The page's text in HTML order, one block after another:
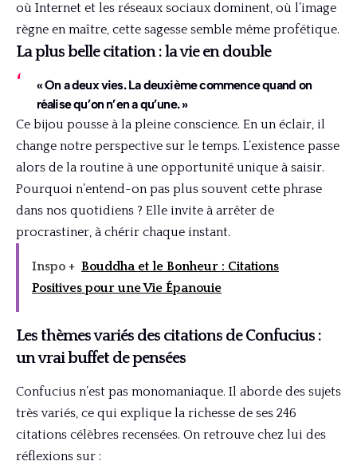
où Internet et les réseaux sociaux dominent, où l’image
règne en maître, cette sagesse semble même profétique.
La plus belle citation : la vie en double
« On a deux vies. La deuxième commence quand on
réalise qu’on n’en a qu’une. »
Ce bijou pousse à la pleine conscience. En un éclair, il
change notre perspective sur le temps. L’existence passe
alors de la routine à une opportunité unique à saisir.
Pourquoi n’entend-on pas plus souvent cette phrase
dans nos quotidiens ? Elle invite à arrêter de
procrastiner, à chérir chaque instant.
Inspo + Bouddha et le Bonheur : Citations
Positives pour une Vie Épanouie
Les thèmes variés des citations de Confucius :
un vrai buffet de pensées
Confucius n’est pas monomaniaque. Il aborde des sujets
très variés, ce qui explique la richesse de ses 246
citations célèbres recensées. On retrouve chez lui des
réflexions sur :